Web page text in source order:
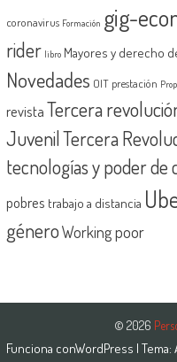
coronavirus Formación gig-
rider libro Mayores y derecho
Novedades OIT prestación
revistaTercera
JuvenilTercera
tecnologías y poder
pobres trabajo a distancia
géneroWorking poor
© 2026
Funciona conWordPress | Tema: